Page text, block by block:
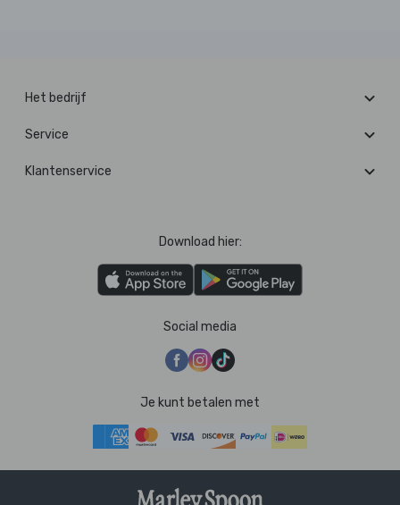
Het bedrijf
Service
Klantenservice
Download hier:
Social media
Je kunt betalen met